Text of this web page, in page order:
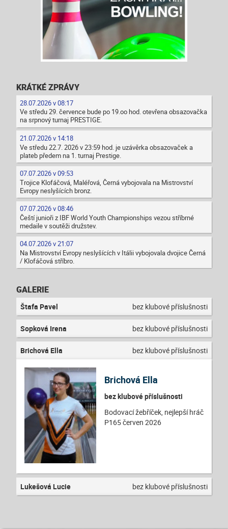
KRÁTKÉ ZPRÁVY
28.07.2026 v 08:17
Ve středu 29. července bude po 19.oo hod. otevřena obsazovačka
na srpnový turnaj PRESTIGE.
21.07.2026 v 14:18
Ve středu 22.7. 2026 v 23:59 hod. je uzávěrka obsazovaček a
plateb předem na 1. turnaj Prestige.
07.07.2026 v 09:53
Trojice Klofáčová, Maléřová, Černá vybojovala na Mistrovství
Evropy neslyšících bronz.
07.07.2026 v 08:46
Čeští junioři z IBF World Youth Championships vezou stříbrné
medaile v soutěži družstev.
04.07.2026 v 21:07
Na Mistrovství Evropy neslyšících v Itálii vybojovala dvojice Černá
/ Klofáčová stříbro.
GALERIE
Štafa Pavel bez klubové příslušnosti
Sopková Irena bez klubové příslušnosti
Brichová Ella bez klubové příslušnosti
Brichová Ella
bez klubové příslušnosti
Bodovací žebříček, nejlepší hráč
P165 červen 2026
Lukešová Lucie bez klubové příslušnosti